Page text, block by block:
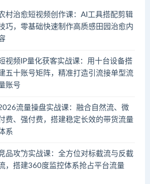
村治愈短视频创作课：AI工具搭配剪辑
巧，零基础快速制作高质感田园治愈内
视频IP量化获客实战课：用十台设备搭
五十账号矩阵，精准打造引流接单型流
账号
流量操盘实战课：融合自然流、微
费、强付费，搭建稳定长效的带货流量
系
品攻防实战课：全方位对标截流与反截
，搭建360度监控体系抢占平台流量